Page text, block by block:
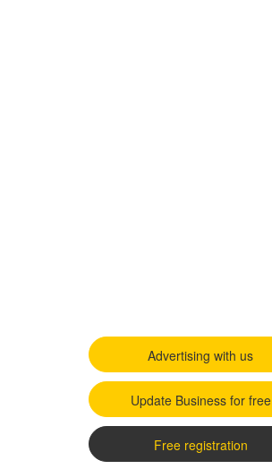
Advertising with us
Update Business for free
Free registration